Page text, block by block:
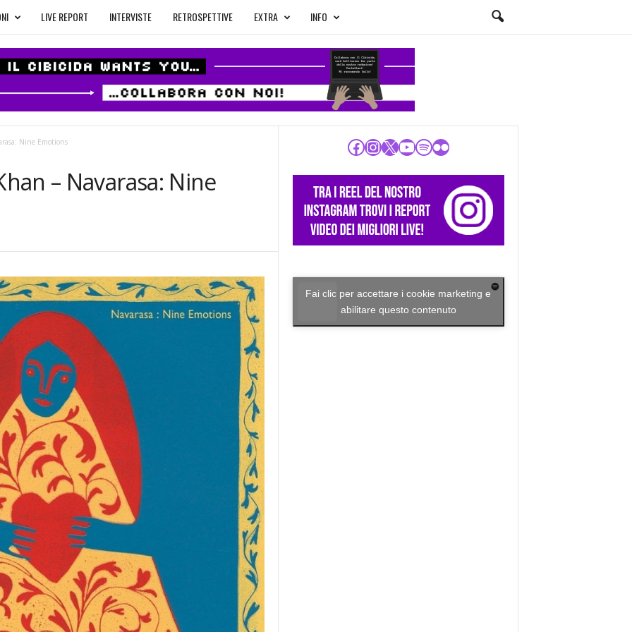
LIVE REPORT INTERVISTE RETROSPETTIVE EXTRA INFO
Nine Emotions
– Navarasa: Nine
Facebook
Instagram
X YouTube
Spotify
Flickr
Fai clic per accettare i cookie marketing e
abilitare questo contenuto